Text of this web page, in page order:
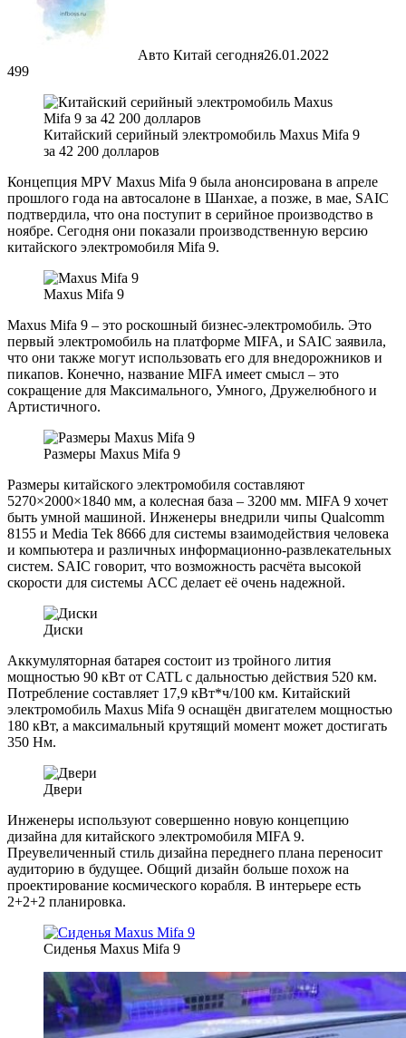
Авто Китай сегодня26.01.2022
499
Китайский серийный электромобиль Maxus Mifa 9
за 42 200 долларов
Концепция MPV Maxus Mifa 9 была анонсирована в апреле
прошлого года на автосалоне в Шанхае, а позже, в мае, SAIC
подтвердила, что она поступит в серийное производство в
ноябре. Сегодня они показали производственную версию
китайского электромобиля Mifa 9.
Maxus Mifa 9
Maxus Mifa 9 – это роскошный бизнес-электромобиль. Это
первый электромобиль на платформе MIFA, и SAIC заявила,
что они также могут использовать его для внедорожников и
пикапов. Конечно, название MIFA имеет смысл – это
сокращение для Максимального, Умного, Дружелюбного и
Артистичного.
Размеры Maxus Mifa 9
Размеры китайского электромобиля составляют
5270×2000×1840 мм, а колесная база – 3200 мм. MIFA 9 хочет
быть умной машиной. Инженеры внедрили чипы Qualcomm
8155 и Media Tek 8666 для системы взаимодействия человека
и компьютера и различных информационно-развлекательных
систем. SAIC говорит, что возможность расчёта высокой
скорости для системы ACC делает её очень надежной.
Диски
Аккумуляторная батарея состоит из тройного лития
мощностью 90 кВт от CATL с дальностью действия 520 км.
Потребление составляет 17,9 кВт*ч/100 км. Китайский
электромобиль Maxus Mifa 9 оснащён двигателем мощностью
180 кВт, а максимальный крутящий момент может достигать
350 Нм.
Двери
Инженеры используют совершенно новую концепцию
дизайна для китайского электромобиля MIFA 9.
Преувеличенный стиль дизайна переднего плана переносит
аудиторию в будущее. Общий дизайн больше похож на
проектирование космического корабля. В интерьере есть
2+2+2 планировка.
Сиденья Maxus Mifa 9